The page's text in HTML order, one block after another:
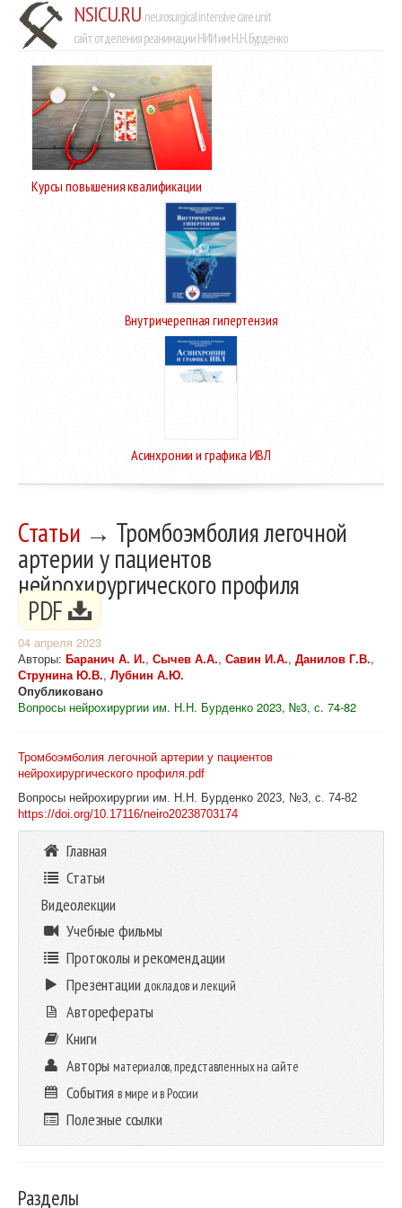
NSICU.RU neurosurgical intensive care unit
сайт отделения реанимации НИИ им Н.Н. Бурденко
Курсы повышения квалификации
Внутричерепная гипертензия
Асинхронии и графика ИВЛ
Статьи → Тромбоэмболия легочной
артерии у пациентов
нейрохирургического профиля
PDF
04 апреля 2023
Авторы: Баранич А. И., Сычев А.А., Савин И.А., Данилов Г.В.,
Струнина Ю.В., Лубнин А.Ю.
Опубликовано
Вопросы нейрохирургии им. Н.Н. Бурденко 2023, №3, с. 74-82
Тромбоэмболия легочной артерии у пациентов
нейрохирургического профиля.pdf
Вопросы нейрохирургии им. Н.Н. Бурденко 2023, №3, с. 74-82
https://doi.org/10.17116/neiro20238703174
Главная
Статьи
Видеолекции
Учебные фильмы
Протоколы и рекомендации
Презентации докладов и лекций
Авторефераты
Книги
Авторыматериалов, представленных на сайте
События в мире и в России
Полезные ссылки
Разделы